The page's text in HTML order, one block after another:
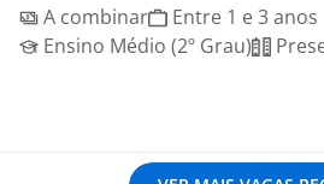
A combinar
Entre 1 e 3 anos
Ensino Médio (2º Grau)